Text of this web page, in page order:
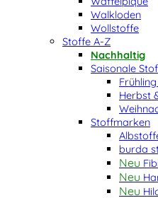
Walkloden
Wollstoffe
Stoffe A-Z
Nachhaltig
Saisonale
Herbst
Stoffmarken
burda